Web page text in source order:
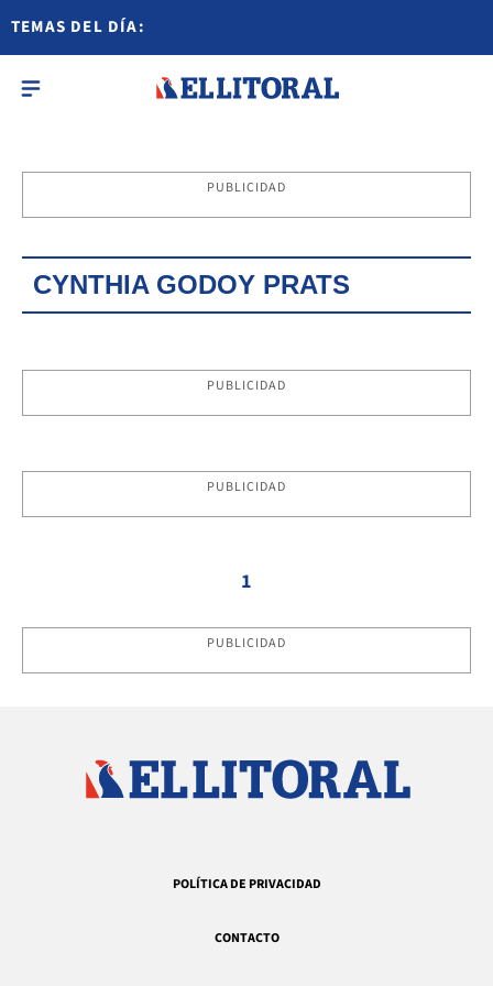
TEMAS DEL DÍA:
PUBLICIDAD
CYNTHIA GODOY PRATS
PUBLICIDAD
PUBLICIDAD
1
PUBLICIDAD
POLÍTICA DE PRIVACIDAD
CONTACTO